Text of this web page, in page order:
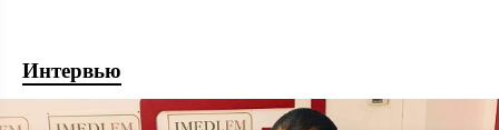
Интервью